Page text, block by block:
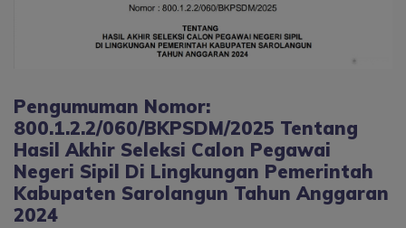
Pengumuman Nomor:
800.1.2.2/060/BKPSDM/2025 Tentang
Hasil Akhir Seleksi Calon Pegawai
Negeri Sipil Di Lingkungan Pemerintah
Kabupaten Sarolangun Tahun Anggaran
2024